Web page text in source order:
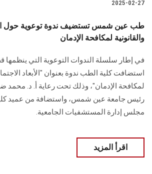
2025-02-27
طب عين شمس تستضيف ندوة توعوية حول
والقانونية لمكافحة الإدمان
في إطار سلسلة الندوات التوعوية التي ينظمها
استضافت كلية الطب ندوة بعنوان "الأبعاد
لمكافحة الإدمان"، وذلك تحت رعاية أ. د. محمد
رئيس جامعة عين شمس، واستضافة من عميد
مجلس إدارة المستشفيات الجامعية.
اقرأ المزيد